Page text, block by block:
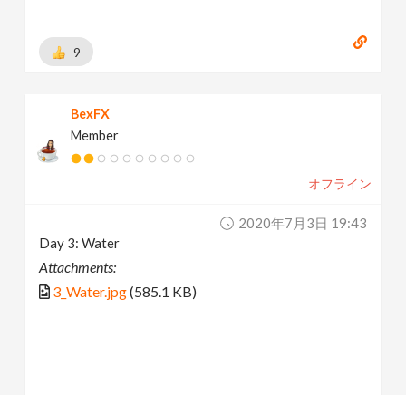
9
BexFX
Member
オフライン
2020年7月3日 19:43
Day 3: Water
Attachments:
3_Water.jpg(585.1 KB)